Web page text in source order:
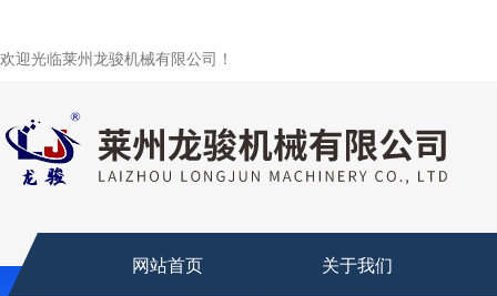
欢迎光临莱州龙骏机械有限公司！
网站首页 关于我们